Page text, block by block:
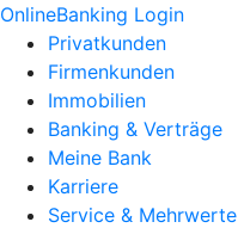
OnlineBanking Login
Privatkunden
Firmenkunden
Immobilien
Banking & Verträge
Meine Bank
Karriere
Service & Mehrwerte